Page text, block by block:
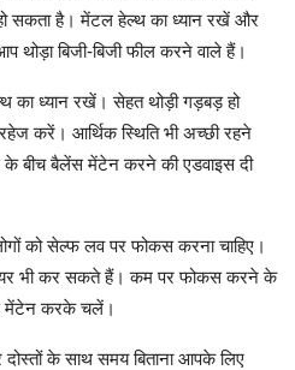
हो सकता है। मेंटल हेल्थ का ध्यान रखें और
बिजी-बिजी फील करने वाले हैं।
का ध्यान रखें। सेहत थोड़ी गड़बड़ हो
करें। आर्थिक स्थिति भी अच्छी रहने
बीच बैलेंस मेंटेन करने की एडवाइस दी
को सेल्फ लव पर फोकस करना चाहिए।
भी कर सकते हैं। कम पर फोकस करने के
मेंटेन करके चलें।
के साथ समय बिताना आपके लिए